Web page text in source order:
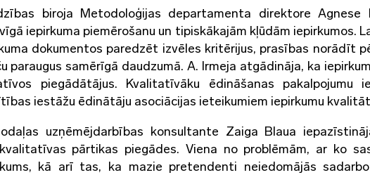
biroja Metodoloģijas departamenta direktore
iepirkuma piemērošanu un tipiskākajām kļūdām iepirkumos.
dokumentos paredzēt izvēles kritērijus, prasības norādīt
paraugus samērīgā daudzumā. A. Irmeja atgādināja, ka
piegādātājus. Kvalitatīvāku ēdināšanas pakalpojumu
iestāžu ēdinātāju asociācijas ieteikumiem iepirkumu
uzņēmējdarbības konsultante Zaiga Blaua
pārtikas piegādes. Viena no problēmām, ar ko
kā arī tas, ka mazie pretendenti neiedomājās